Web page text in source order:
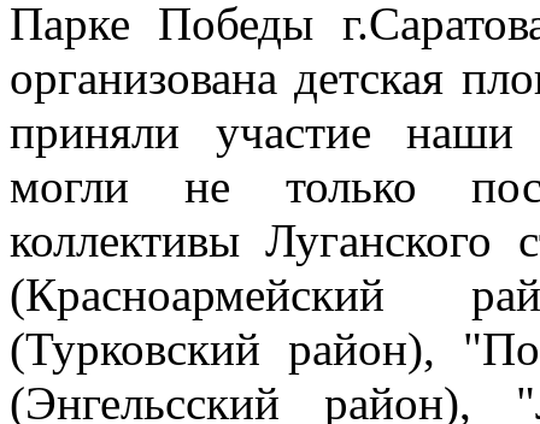
Парке Победы
организована детская
приняли участие наши
могли не только
коллективы Луганского
(Красноармейский
(Турковский район),
(Энгельсский район),